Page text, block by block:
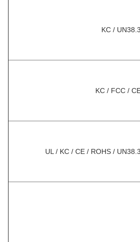
KC /
KC / FCC /
UL / KC / CE / ROHS /